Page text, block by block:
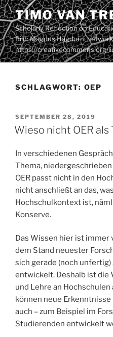
Zum
Inhalt
springen
TIMO VAN
Scholarly Reflection on
Bild: Magnus Hagdorn:
https://creativecommons.org/
SCHLAGWORT: OEP
VERÖFFENTLICHT
AM
SEPTEMBER 28, 2019
Wieso nicht OER
In verschiedenen
Thema,
OER passt nicht in den
nicht anschließt an das,
Hochschulkontext ist,
Konserve.
Das Wissen hier ist immer
dem Stand neuester
sich gerade (noch unfertig)
entwickelt. Deshalb ist die
und Lehre an
können neue
auch – zum Beispiel im
Studierenden entwickelt